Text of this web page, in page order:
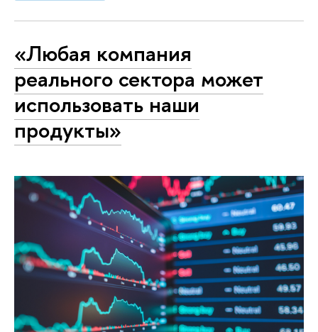
«Любая компания
реального сектора может
использовать наши
продукты»